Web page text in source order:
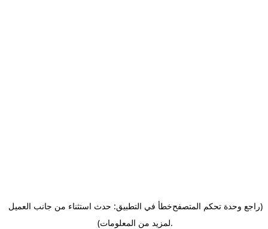
خطأ في التطبيق: حدث استثناء من جانب العميل(راجع وحدة تحكم المتصفح
لمزيد من المعلومات).